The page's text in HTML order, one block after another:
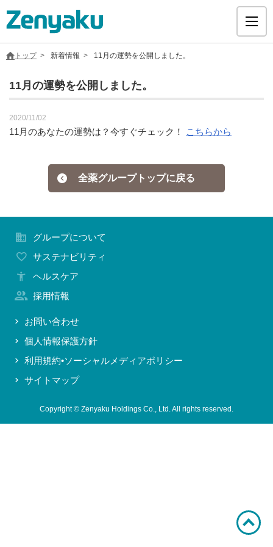
グループについて
ヘルスケア
医療用医薬品
お問い合わせ
トップ 新着情報 11月の運勢を公開しました。
11月の運勢を公開しました。
2020/11/02
11月のあなたの運勢は？今すぐチェック！ こちらから
全薬グループトップに戻る
グループについて
サステナビリティ
ヘルスケア
採用情報
お問い合わせ
個人情報保護方針
利用規約•ソーシャルメディアポリシー
サイトマップ
Copyright © Zenyaku Holdings Co., Ltd. All rights reserved.